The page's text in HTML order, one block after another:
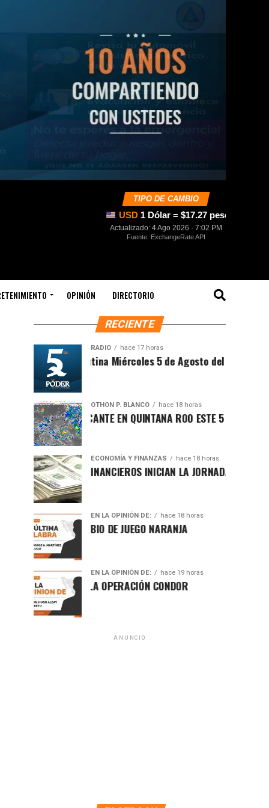
TIPO DE CAMBIO
USD 1 Dólar = $17.27 pesos
Actualizado: 4 Ago 2026 · 7:02 PM
Fuente: ExchangeRate API
OPINIÓN DIRECTORIO
RECIENTE
RADIO hace 17 horas
Síntesis Matutina Miércoles 5 de Agosto del 2026
OTHON P. BLANCO hace 18 horas
CLIMA SOFOCANTE EN QUINTANA ROO ESTE 5 DE AGOSTO
ECONOMÍA Y FINANZAS hace 18 horas
MERCADOS FINANCIEROS INICIAN LA JORNADA CON LIGERO
EN LA OPINIÓN DE: hace 18 horas
CAMBIO DE JUEGO NARANJA
EN LA OPINIÓN DE: hace 19 horas
A 50 AÑOS DE LA OPERACIÓN CONDOR
ANUNCIO